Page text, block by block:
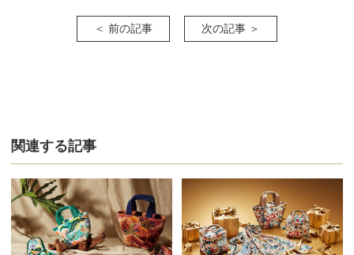
＜ 前の記事 次の記事 ＞
関連する記事